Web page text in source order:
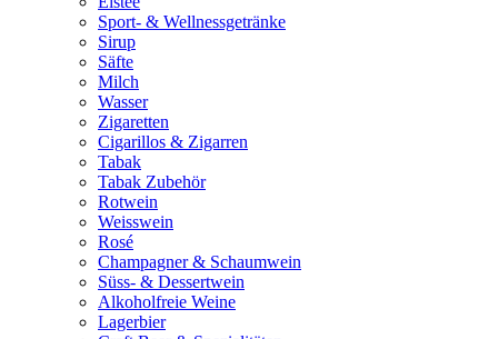
Sport- & Wellnessgetränke
Sirup
Säfte
Milch
Wasser
Zigaretten
Cigarillos & Zigarren
Tabak
Tabak Zubehör
Rotwein
Weisswein
Rosé
Champagner & Schaumwein
Süss- & Dessertwein
Alkoholfreie Weine
Lagerbier